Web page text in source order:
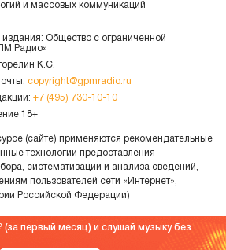
и массовых коммуникаций
издания: Общество с ограниченной
Радио»
К.С.
copyright@gpmradio.ru
+7 (495) 730-10-10
18+
(сайте) применяются рекомендательные
технологии предоставления
систематизации и анализа сведений,
пользователей сети «Интернет»,
Российской Федерации)
(за первый месяц) и слушай музыку без